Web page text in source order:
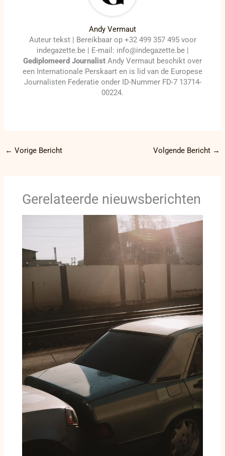
Andy Vermaut
Auteur tekst | Bereikbaar op +32 499 357 495 voor
indegazette.be | E-mail: info@indegazette.be |
Gediplomeerd Journalist Andy Vermaut beschikt over
een Internationale Perskaart en is lid van de Europese
Journalisten Federatie onder ID-Nummer FD-7 13714-
00224.
← Vorige Bericht Volgende Bericht →
Gerelateerde nieuwsberichten